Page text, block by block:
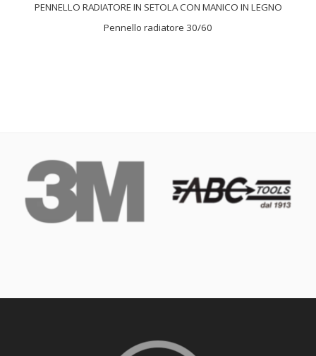
PENNELLO RADIATORE IN SETOLA CON MANICO IN LEGNO
Pennello radiatore 30/60